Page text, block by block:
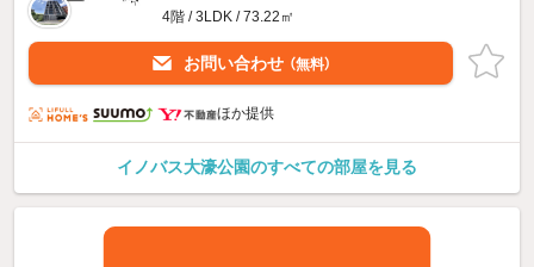
4階 / 3LDK / 73.22㎡
お問い合わせ （無料）
ほか提供
イノバス大濠公園のすべての部屋を見る